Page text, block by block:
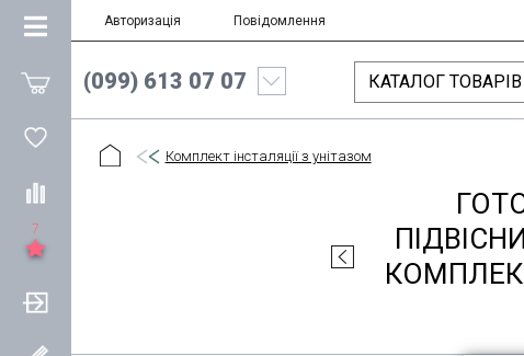
7
Авторизація Повідомлення
КАТАЛОГ ТОВАРІВ
(099) 613 07 07
Комплект інсталяції з унітазом